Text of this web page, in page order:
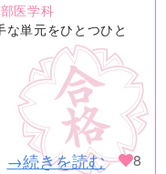
医学科
な単元をひとつひと
→続きを読む 8